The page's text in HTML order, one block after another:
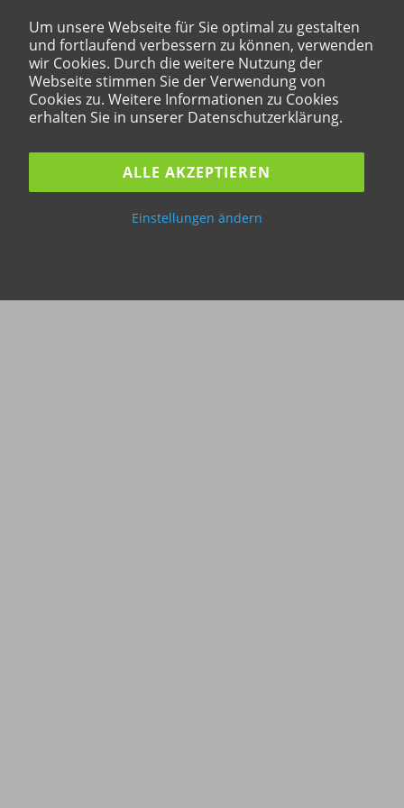
Um unsere Webseite für Sie optimal zu gestalten
und fortlaufend verbessern zu können, verwenden
wir Cookies. Durch die weitere Nutzung der
Webseite stimmen Sie der Verwendung von
Cookies zu. Weitere Informationen zu Cookies
erhalten Sie in unserer Datenschutzerklärung.
ALLE AKZEPTIEREN
Einstellungen ändern